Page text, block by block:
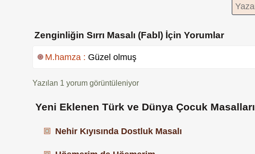
Zenginliğin Sırrı Masalı (Fabl) İçin Yorumlar
M.hamza : Güzel olmuş
Yazılan 1 yorum görüntüleniyor
Yeni Eklenen Türk ve Dünya Çocuk Masalları
Nehir Kıyısında Dostluk Masalı